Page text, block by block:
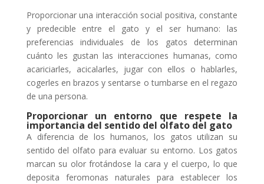
Proporcionar una interacción social positiva, constante
y predecible entre el gato y el ser humano: las
preferencias individuales de los gatos determinan
cuánto les gustan las interacciones humanas, como
acariciarles, acicalarles, jugar con ellos o hablarles,
cogerles en brazos y sentarse o tumbarse en el regazo
de una persona.
Proporcionar un entorno que respete la
importancia del sentido del olfato del gato
A diferencia de los humanos, los gatos utilizan su
sentido del olfato para evaluar su entorno. Los gatos
marcan su olor frotándose la cara y el cuerpo, lo que
deposita feromonas naturales para establecer los